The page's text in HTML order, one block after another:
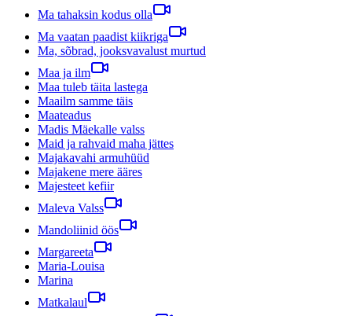
Ma tahaksin kodus olla
Ma vaatan paadist kiikriga
Ma, sõbrad, jooksvavalust murtud
Maa ja ilm
Maa tuleb täita lastega
Maailm samme täis
Maateadus
Madis Mäekalle valss
Maid ja rahvaid maha jättes
Majakavahi armuhüüd
Majakene mere ääres
Majesteet kefiir
Maleva Valss
Mandoliinid öös
Margareeta
Maria-Louisa
Marina
Matkalaul